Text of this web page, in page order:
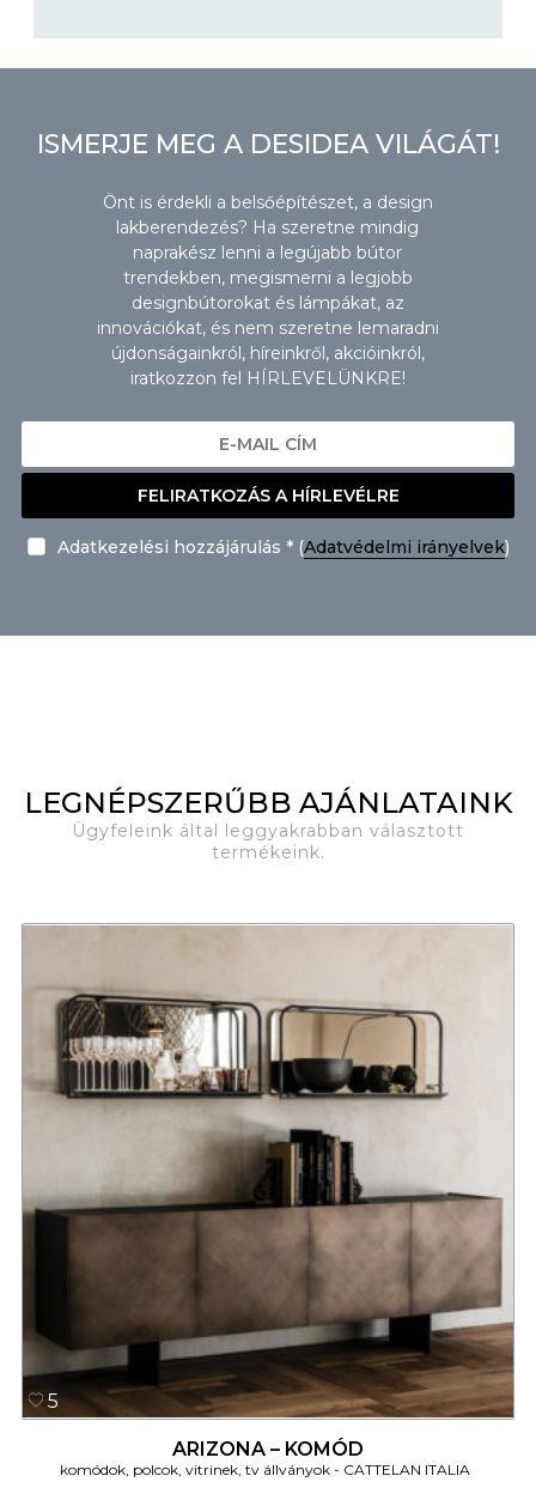
ISMERJE MEG A DESIDEA VILÁGÁT!
Önt is érdekli a belsőépítészet, a design
lakberendezés? Ha szeretne mindig
naprakész lenni a legújabb bútor
trendekben, megismerni a legjobb
designbútorokat és lámpákat, az
innovációkat, és nem szeretne lemaradni
újdonságainkról, híreinkről, akcióinkról,
iratkozzon fel HÍRLEVELÜNKRE!
FELIRATKOZÁS A HÍRLEVÉLRE
Adatkezelési hozzájárulás * (Adatvédelmi irányelvek)
LEGNÉPSZERŰBB AJÁNLATAINK
Ügyfeleink által leggyakrabban választott
termékeink.
5
ARIZONA – KOMÓD
komódok, polcok, vitrinek, tv állványok CATTELAN ITALIA